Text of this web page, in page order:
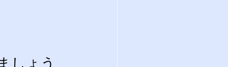
しょう